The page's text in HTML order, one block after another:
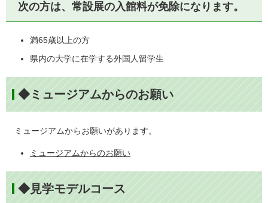
次の方は、常設展の入館料が免除になります。
満65歳以上の方
県内の大学に在学する外国人留学生
◆ミュージアムからのお願い
ミュージアムからお願いがあります。
ミュージアムからのお願い
◆見学モデルコース